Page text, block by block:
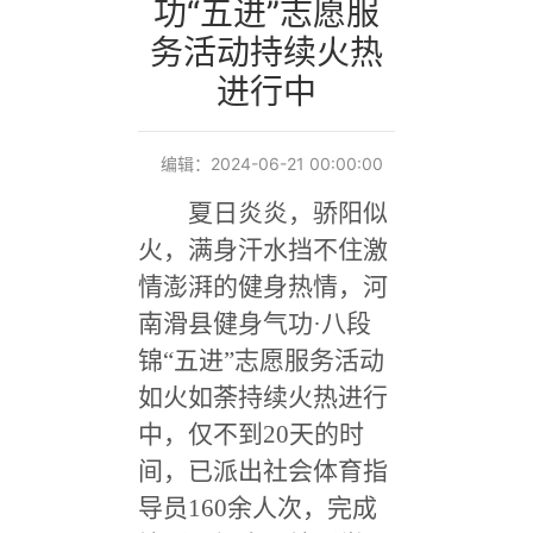
功“五进”志愿服
务活动持续火热
进行中
编辑：2024-06-21 00:00:00
夏日炎炎，骄阳似
火，满身汗水挡不住激
情澎湃的健身热情，河
南滑县健身气功·八段
锦“五进”志愿服务活动
如火如荼持续火热进行
中，仅不到20天的时
间，已派出社会体育指
导员160余人次，完成